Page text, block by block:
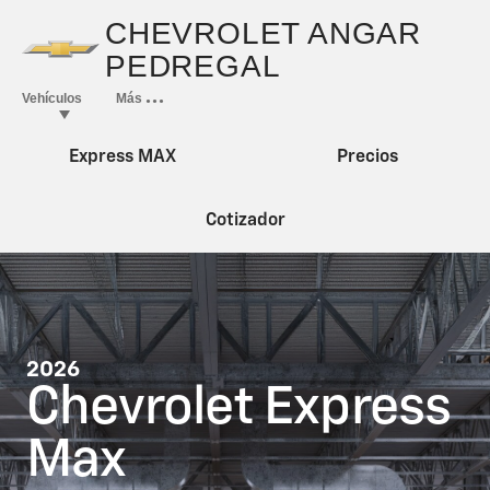
Express MAX Precios
Cotizador
2026
Chevrolet Express
Max